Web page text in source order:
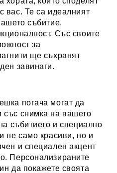
вас. Те са идеалният
събитие,
Със своите
за
ще съхранят
завинаги.
погача могат да
със снимка на вашето
събитието и специално
не само красиви, но и
и специален акцент
Персонализираните
да покажете своята